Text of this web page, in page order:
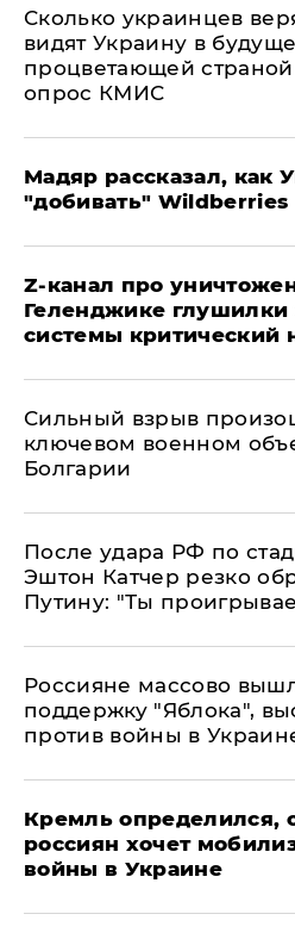
Сколько украинцев
видят Украину в
процветающей страной
опрос КМИС
Мадяр рассказал, как
"добивать" Wildberries
Z-канал про
Геленджике
системы критический
Сильный взрыв
ключевом военном
Болгарии
После удара РФ по
Эштон Катчер резко
Путину: "Ты
Россияне массово
поддержку "Яблока",
против войны в
Кремль определился,
россиян хочет
войны в Украине